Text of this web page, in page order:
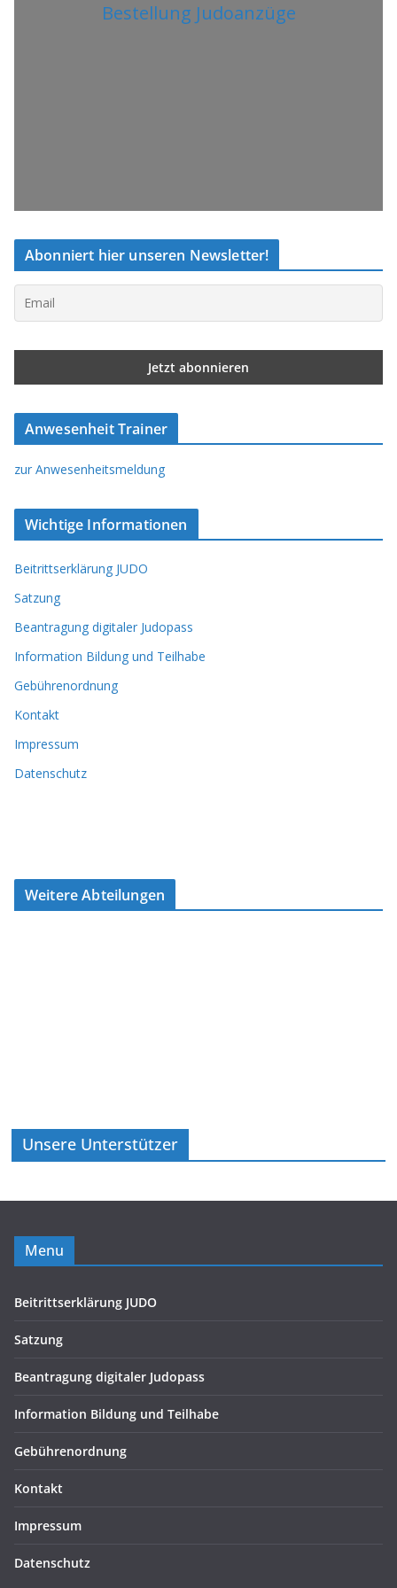
Bestellung Judoanzüge
Abonniert hier unseren Newsletter!
Anwesenheit Trainer
zur Anwesenheitsmeldung
Wichtige Informationen
Beitrittserklärung JUDO
Satzung
Beantragung digitaler Judopass
Information Bildung und Teilhabe
Gebührenordnung
Kontakt
Impressum
Datenschutz
Weitere Abteilungen
Unsere Unterstützer
Menu
Beitrittserklärung JUDO
Satzung
Beantragung digitaler Judopass
Information Bildung und Teilhabe
Gebührenordnung
Kontakt
Impressum
Datenschutz